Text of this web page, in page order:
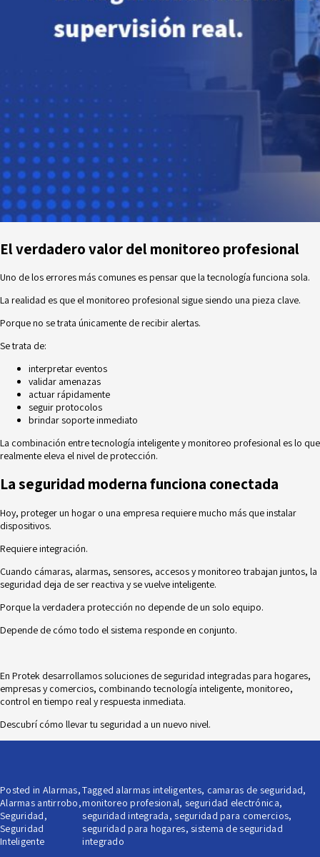
El verdadero valor del monitoreo profesional
Uno de los errores más comunes es pensar que la tecnología funciona sola.
La realidad es que el monitoreo profesional sigue siendo una pieza clave.
Porque no se trata únicamente de recibir alertas.
Se trata de:
interpretar eventos
validar amenazas
actuar rápidamente
seguir protocolos
brindar soporte inmediato
La combinación entre tecnología inteligente y monitoreo profesional es lo que
realmente eleva el nivel de protección.
La seguridad moderna funciona conectada
Hoy, proteger un hogar o una empresa requiere mucho más que instalar
dispositivos.
Requiere integración.
Cuando cámaras, alarmas, sensores, accesos y monitoreo trabajan juntos, la
seguridad deja de ser reactiva y se vuelve inteligente.
Porque la verdadera protección no depende de un solo equipo.
Depende de cómo todo el sistema responde en conjunto.
En Protek desarrollamos soluciones de seguridad integradas para hogares,
empresas y comercios, combinando tecnología inteligente, monitoreo,
control en tiempo real y respuesta inmediata.
Descubrí cómo llevar tu seguridad a un nuevo nivel.
Posted in Alarmas,
Alarmas antirrobo,
Seguridad,
Seguridad
Inteligente
Tagged alarmas inteligentes, camaras de seguridad,
monitoreo profesional, seguridad electrónica,
seguridad integrada,seguridad para comercios,
seguridad para hogares,sistema de seguridad
integrado